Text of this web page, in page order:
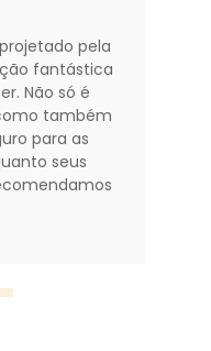
pela
fantástica
Não só é
também
para as
seus